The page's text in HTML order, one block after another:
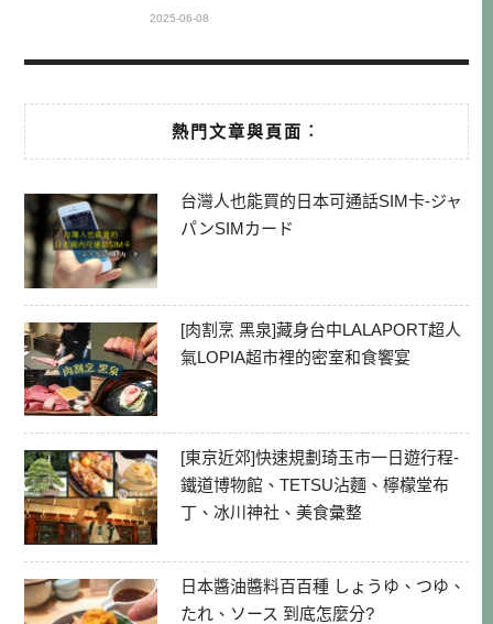
2025-06-08
熱門文章與頁面︰
台灣人也能買的日本可通話SIM卡-ジャ
パンSIMカード
[肉割烹 黑泉]藏身台中LALAPORT超人
氣LOPIA超市裡的密室和食饗宴
[東京近郊]快速規劃琦玉市一日遊行程-
鐵道博物館、TETSU沾麵、檸檬堂布
丁、冰川神社、美食彙整
日本醬油醬料百百種 しょうゆ、つゆ、
たれ、ソース 到底怎麼分?